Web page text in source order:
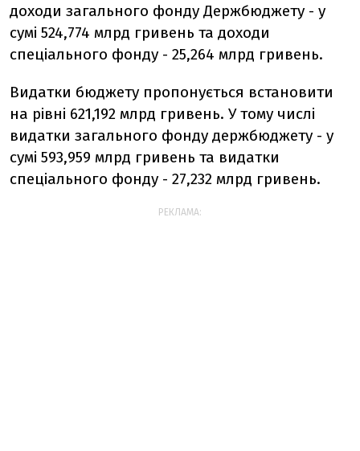
доходи загального фонду Держбюджету - у
сумі 524,774 млрд гривень та доходи
спеціального фонду - 25,264 млрд гривень.
Видатки бюджету пропонується встановити
на рівні 621,192 млрд гривень. У тому числі
видатки загального фонду держбюджету - у
сумі 593,959 млрд гривень та видатки
спеціального фонду - 27,232 млрд гривень.
РЕКЛАМА: